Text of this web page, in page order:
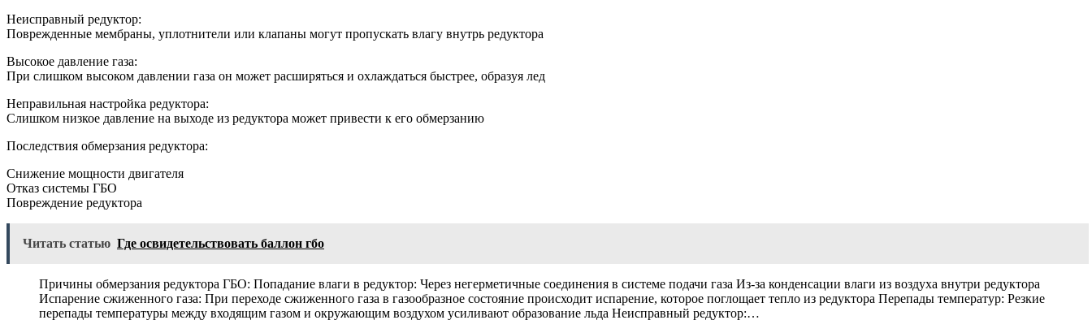
Неисправный редуктор:
Поврежденные мембраны, уплотнители или клапаны могут пропускать влагу внутрь редуктора
Высокое давление газа:
При слишком высоком давлении газа он может расширяться и охлаждаться быстрее, образуя лед
Неправильная настройка редуктора:
Слишком низкое давление на выходе из редуктора может привести к его обмерзанию
Последствия обмерзания редуктора:
Снижение мощности двигателя
Отказ системы ГБО
Повреждение редуктора
Читать статью Где освидетельствовать баллон гбо
Причины обмерзания редуктора ГБО: Попадание влаги в редуктор: Через негерметичные соединения в системе подачи газа Из-за конденсации влаги из воздуха внутри редуктора
Испарение сжиженного газа: При переходе сжиженного газа в газообразное состояние происходит испарение, которое поглощает тепло из редуктора Перепады температур: Резкие
перепады температуры между входящим газом и окружающим воздухом усиливают образование льда Неисправный редуктор:…